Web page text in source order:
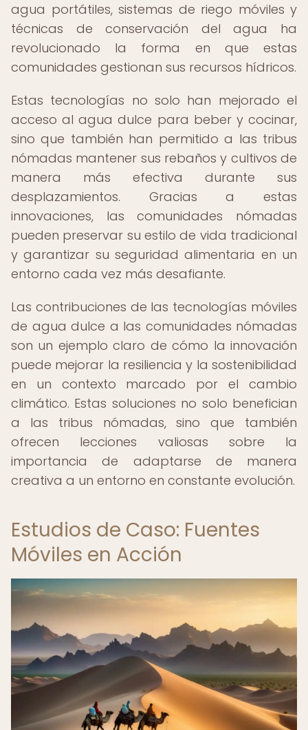
agua portátiles, sistemas de riego móviles y
técnicas de conservación del agua ha
revolucionado la forma en que estas
comunidades gestionan sus recursos hídricos.
Estas tecnologías no solo han mejorado el
acceso al agua dulce para beber y cocinar,
sino que también han permitido a las tribus
nómadas mantener sus rebaños y cultivos de
manera más efectiva durante sus
desplazamientos. Gracias a estas
innovaciones, las comunidades nómadas
pueden preservar su estilo de vida tradicional
y garantizar su seguridad alimentaria en un
entorno cada vez más desafiante.
Las contribuciones de las tecnologías móviles
de agua dulce a las comunidades nómadas
son un ejemplo claro de cómo la innovación
puede mejorar la resiliencia y la sostenibilidad
en un contexto marcado por el cambio
climático. Estas soluciones no solo benefician
a las tribus nómadas, sino que también
ofrecen lecciones valiosas sobre la
importancia de adaptarse de manera
creativa a un entorno en constante evolución.
Estudios de Caso: Fuentes
Móviles en Acción